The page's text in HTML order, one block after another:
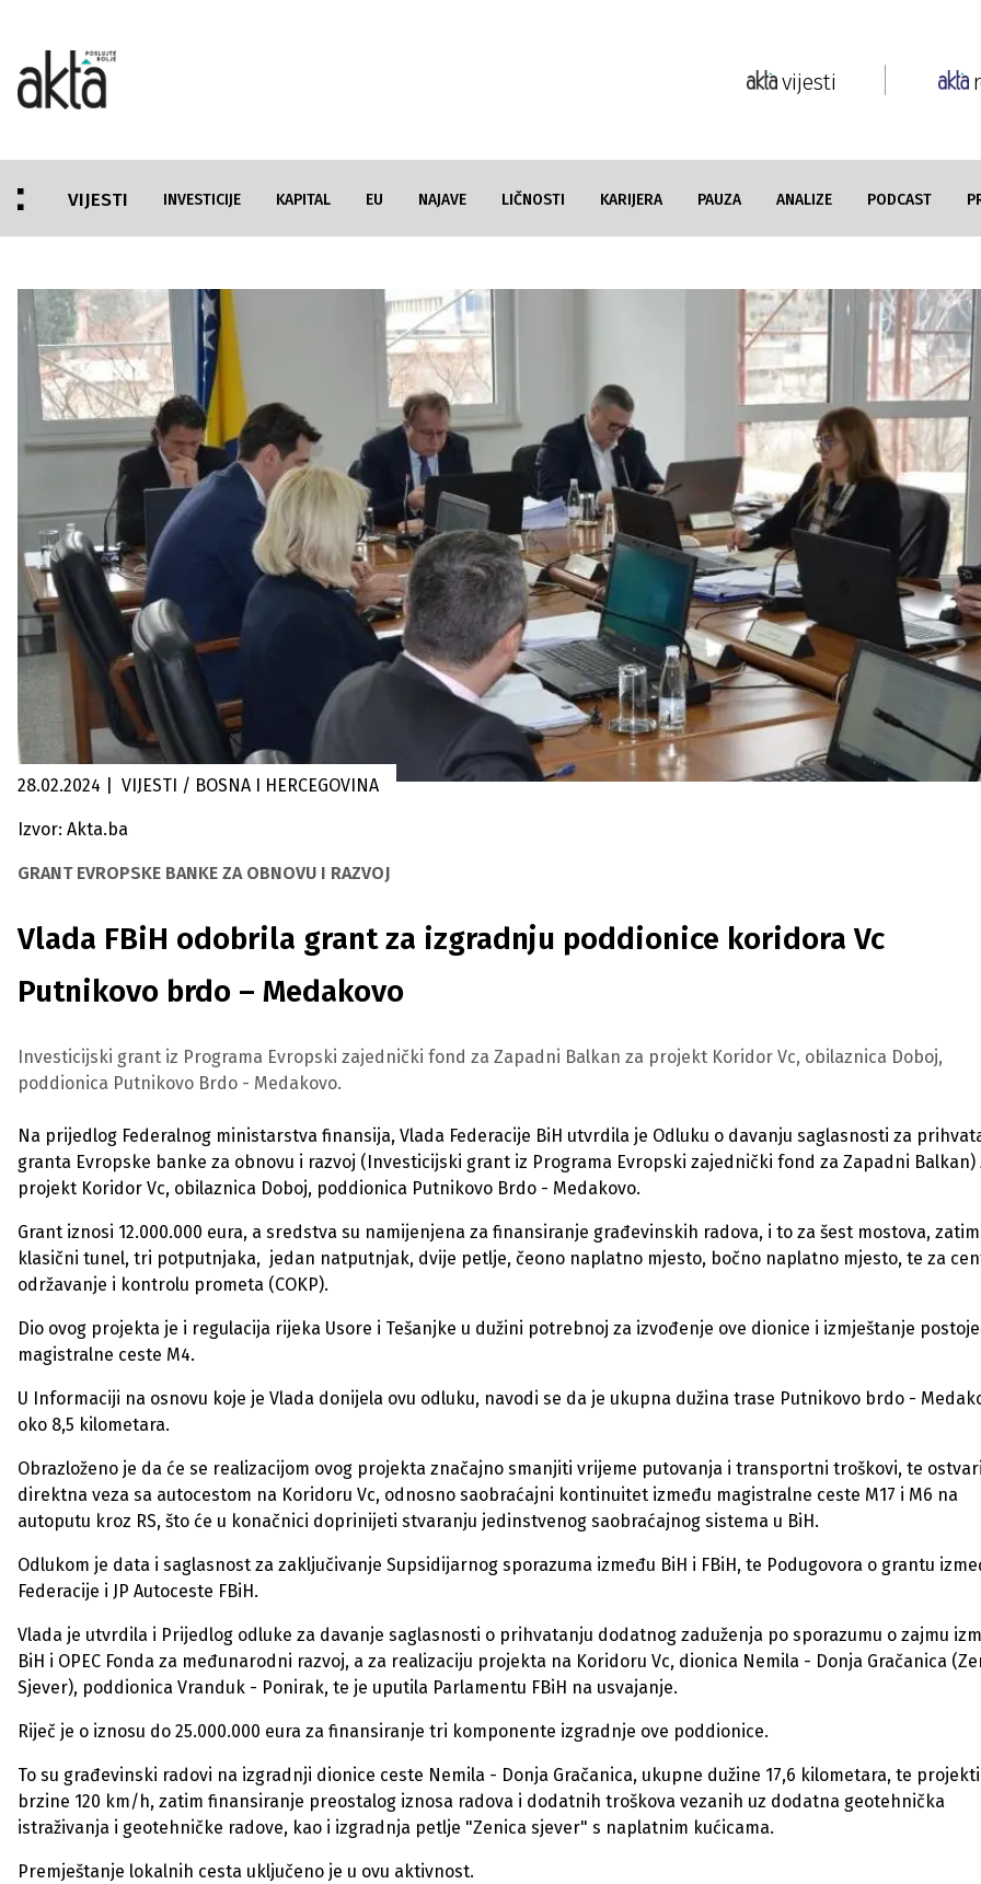
vijesti
VIJESTI INVESTICIJE KAPITAL EU NAJAVE LIČNOSTI KARIJERA PAUZA ANALIZE PODCAST
28.02.2024 VIJESTI / BOSNA I HERCEGOVINA
Izvor: Akta.ba
GRANT EVROPSKE BANKE ZA OBNOVU I RAZVOJ
Vlada FBiH odobrila grant za izgradnju poddionice koridora Vc
Putnikovo brdo – Medakovo
Investicijski grant iz Programa Evropski zajednički fond za Zapadni Balkan za projekt Koridor Vc, obilaznica Doboj,
poddionica Putnikovo Brdo - Medakovo.
Na prijedlog Federalnog ministarstva finansija, Vlada Federacije BiH utvrdila je Odluku o davanju saglasnosti za
granta Evropske banke za obnovu i razvoj (Investicijski grant iz Programa Evropski zajednički fond za Zapadni Balkan)
projekt Koridor Vc, obilaznica Doboj, poddionica Putnikovo Brdo - Medakovo.
Grant iznosi 12.000.000 eura, a sredstva su namijenjena za finansiranje građevinskih radova, i to za šest mostova, zatim
klasični tunel, tri potputnjaka, jedan natputnjak, dvije petlje, čeono naplatno mjesto, bočno naplatno mjesto, te za
održavanje i kontrolu prometa (COKP).
Dio ovog projekta je i regulacija rijeka Usore i Tešanjke u dužini potrebnoj za izvođenje ove dionice i izmještanje
magistralne ceste M4.
U Informaciji na osnovu koje je Vlada donijela ovu odluku, navodi se da je ukupna dužina trase Putnikovo brdo -
oko 8,5 kilometara.
Obrazloženo je da će se realizacijom ovog projekta značajno smanjiti vrijeme putovanja i transportni troškovi, te
direktna veza sa autocestom na Koridoru Vc, odnosno saobraćajni kontinuitet između magistralne ceste M17 i M6 na
autoputu kroz RS, što će u konačnici doprinijeti stvaranju jedinstvenog saobraćajnog sistema u BiH.
Odlukom je data i saglasnost za zaključivanje Supsidijarnog sporazuma između BiH i FBiH, te Podugovora o grantu
Federacije i JP Autoceste FBiH.
Vlada je utvrdila i Prijedlog odluke za davanje saglasnosti o prihvatanju dodatnog zaduženja po sporazumu o zajmu
BiH i OPEC Fonda za međunarodni razvoj, a za realizaciju projekta na Koridoru Vc, dionica Nemila - Donja Gračanica
Sjever), poddionica Vranduk - Ponirak, te je uputila Parlamentu FBiH na usvajanje.
Riječ je o iznosu do 25.000.000 eura za finansiranje tri komponente izgradnje ove poddionice.
To su građevinski radovi na izgradnji dionice ceste Nemila - Donja Gračanica, ukupne dužine 17,6 kilometara, te
brzine 120 km/h, zatim finansiranje preostalog iznosa radova i dodatnih troškova vezanih uz dodatna geotehnička
istraživanja i geotehničke radove, kao i izgradnja petlje "Zenica sjever" s naplatnim kućicama.
Premještanje lokalnih cesta uključeno je u ovu aktivnost.